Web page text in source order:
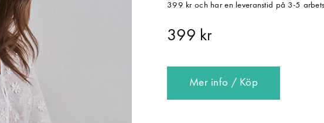
399 kr och har en leveranstid på 3-5
399 kr
Mer info / Köp